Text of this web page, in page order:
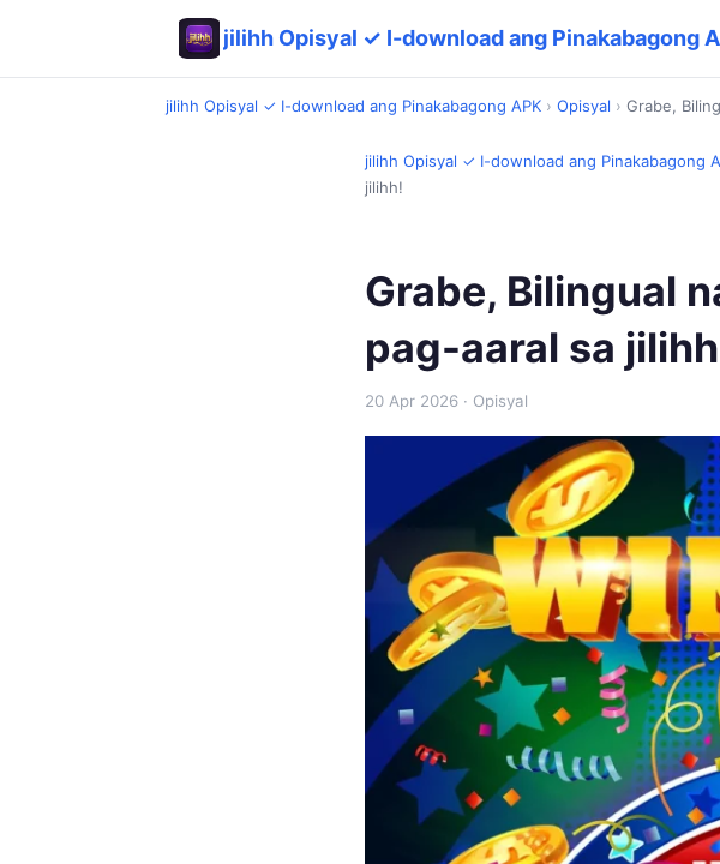
jilihh Opisyal ✓ I-download ang Pinakabagong
jilihh Opisyal ✓ I-download ang Pinakabagong APK › Opisyal › Grabe,
jilihh Opisyal ✓ I-download ang Pinakabagong
jilihh!
Grabe, Bilingual
pag-aaral sa
20 Apr 2026 · Opisyal